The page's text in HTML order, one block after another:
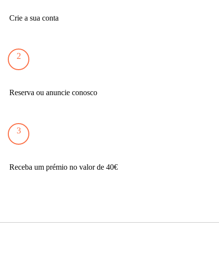
Crie a sua conta
2
Reserva ou anuncie conosco
3
Receba um prémio no valor de 40€